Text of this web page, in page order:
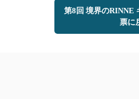
第8回 境界のRINNE
票に